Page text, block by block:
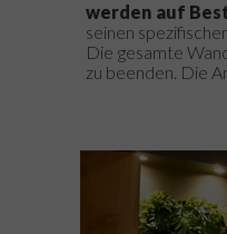
werden auf
seinen
Die gesamte
zu beenden. Die